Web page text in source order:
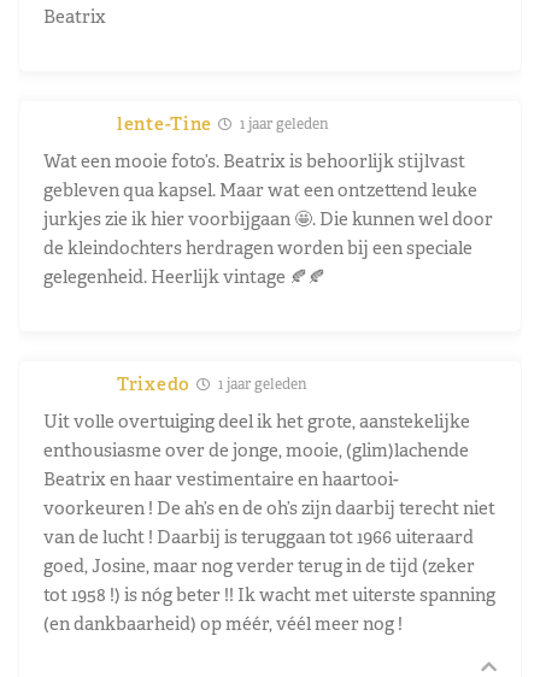
Beatrix
lente-Tine 1 jaar geleden
Wat een mooie foto’s. Beatrix is behoorlijk stijlvast
gebleven qua kapsel. Maar wat een ontzettend leuke
jurkjes zie ik hier voorbijgaan 🤩. Die kunnen wel door
de kleindochters herdragen worden bij een speciale
gelegenheid. Heerlijk vintage 🍂🍂
Trixedo 1 jaar geleden
Uit volle overtuiging deel ik het grote, aanstekelijke
enthousiasme over de jonge, mooie, (glim)lachende
Beatrix en haar vestimentaire en haartooi-
voorkeuren ! De ah’s en de oh’s zijn daarbij terecht niet
van de lucht ! Daarbij is teruggaan tot 1966 uiteraard
goed, Josine, maar nog verder terug in de tijd (zeker
tot 1958 !) is nóg beter !! Ik wacht met uiterste spanning
(en dankbaarheid) op méér, véél meer nog !